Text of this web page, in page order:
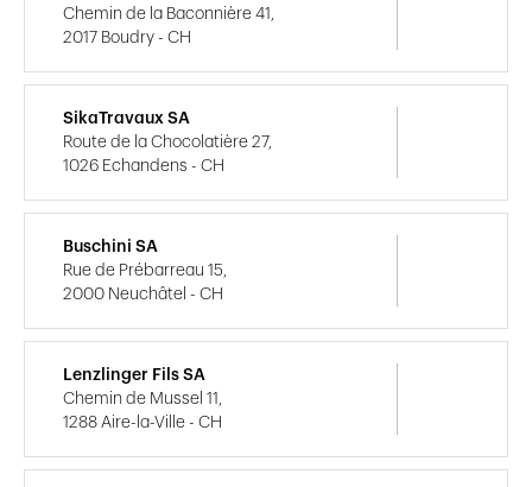
Chemin de la Baconnière 41,
2017 Boudry - CH
SikaTravaux SA
Route de la Chocolatière 27,
1026 Echandens - CH
Buschini SA
Rue de Prébarreau 15,
2000 Neuchâtel - CH
Lenzlinger Fils SA
Chemin de Mussel 11,
1288 Aire-la-Ville - CH